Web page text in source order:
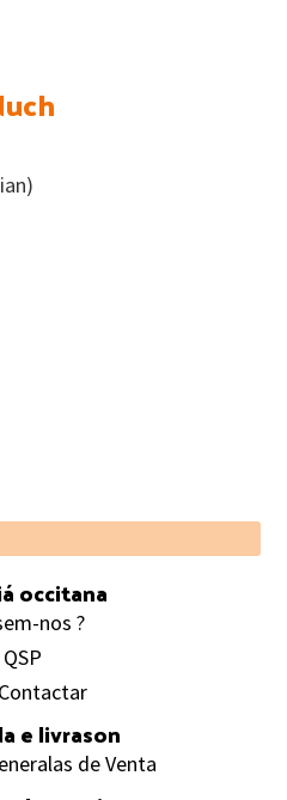
occitana
nos ?
QSP
e livrason
de Venta